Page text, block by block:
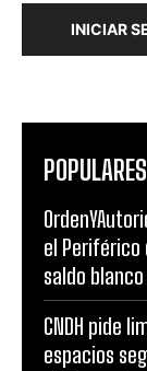
INICIAR
POPULARES
el Periférico
saldo blanco
CNDH pide
espacios